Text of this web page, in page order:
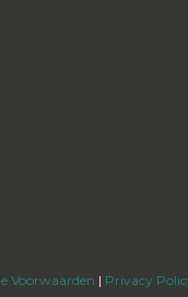
Voorwaarden | Privacy